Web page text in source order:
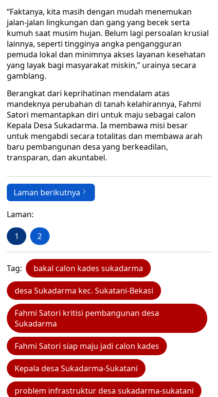
“Faktanya, kita masih dengan mudah menemukan
jalan-jalan lingkungan dan gang yang becek serta
kumuh saat musim hujan. Belum lagi persoalan krusial
lainnya, seperti tingginya angka pengangguran
pemuda lokal dan minimnya akses layanan kesehatan
yang layak bagi masyarakat miskin,” urainya secara
gamblang.
Berangkat dari keprihatinan mendalam atas
mandeknya perubahan di tanah kelahirannya, Fahmi
Satori memantapkan diri untuk maju sebagai calon
Kepala Desa Sukadarma. Ia membawa misi besar
untuk mengabdi secara totalitas dan membawa arah
baru pembangunan desa yang berkeadilan,
transparan, dan akuntabel.
Laman berikutnya
Laman:
1 2
Tag: bakal calon kades sukadarma
desa Sukadarma kec. Sukatani-Bekasi
Fahmi Satori kritisi pembangunan desa
Sukadarma
Fahmi Satori siap maju jadi calon kades
Kepala desa Sukadarma-Sukatani
problem infrastruktur desa sukadarma-sukatani